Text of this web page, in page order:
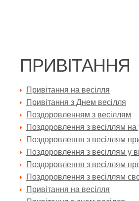
ПРИВІТАННЯ
Привітання на весілля
Привітання з Днем весілля
Поздоровленням з весіллям
Поздоровлення з весіллям на
Поздоровлення з весіллям
Поздоровлення з весіллям у
Поздоровлення з весіллям
Поздоровлення з весіллям
Привітання на весілля